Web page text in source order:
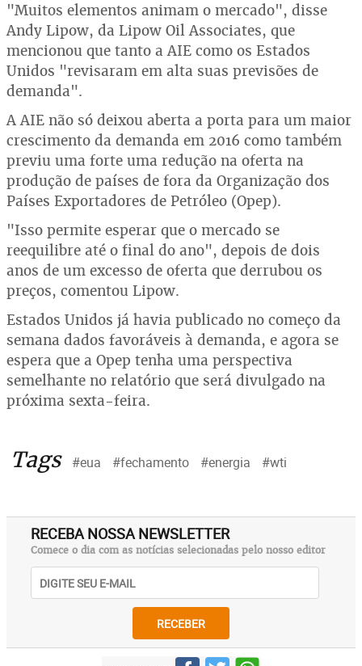
"Muitos elementos animam o mercado", disse
Andy Lipow, da Lipow Oil Associates, que
mencionou que tanto a AIE como os Estados
Unidos "revisaram em alta suas previsões de
demanda".
A AIE não só deixou aberta a porta para um maior
crescimento da demanda em 2016 como também
previu uma forte uma redução na oferta na
produção de países de fora da Organização dos
Países Exportadores de Petróleo (Opep).
"Isso permite esperar que o mercado se
reequilibre até o final do ano", depois de dois
anos de um excesso de oferta que derrubou os
preços, comentou Lipow.
Estados Unidos já havia publicado no começo da
semana dados favoráveis à demanda, e agora se
espera que a Opep tenha uma perspectiva
semelhante no relatório que será divulgado na
próxima sexta-feira.
Tags #eua #fechamento #energia #wti
RECEBA NOSSA NEWSLETTER
Comece o dia com as notícias selecionadas pelo nosso editor
RECEBER